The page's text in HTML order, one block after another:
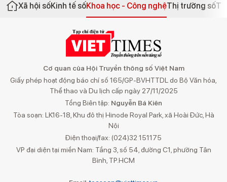
Xã hội sốKinh tế sốKhoa học - Công nghệThị trường số
Cơ quan của Hội Truyền thông số Việt Nam
Giấy phép hoạt động báo chí số 165/GP-BVHTTDL do Bộ Văn hóa,
Thể thao và Du lịch cấp ngày 27/11/2025
Tổng Biên tập: Nguyễn Bá Kiên
Tòa soạn: LK16-18, Khu đô thị Hinode Royal Park, xã Hoài Đức, Hà
Nội
Điện thoại/fax: (024)32 151175
VP đại diện tại miền Nam: Tầng 3, số 54, đường C1, phường Tân
Bình, TP.HCM